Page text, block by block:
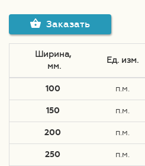
Заказать
Ширина,
мм.
Ед. изм.
100 п.м.
150 п.м.
200 п.м.
250 п.м.